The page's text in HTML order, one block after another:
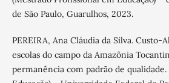
de São Paulo, Guarulhos, 2023.
PEREIRA, Ana Cláudia da Silva. Custo-
escolas do campo da Amazônia
permanência com padrão de